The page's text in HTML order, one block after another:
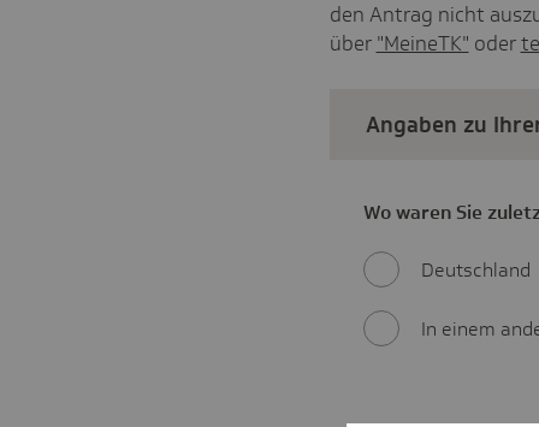
den Antrag nicht
über "MeineTK" oder
Angaben zu
Wo
Sie
krankenversichert
Wo waren Sie
Deutschland
In einem